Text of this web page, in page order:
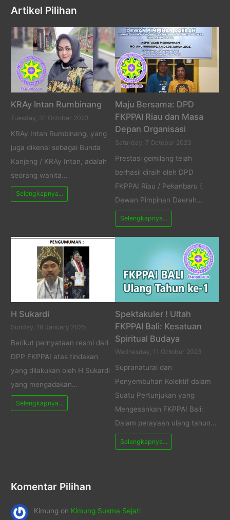
Artikel Pilihan
KRAy Intan Rumbinang
Tuesday, 31 October 2023
KRAy Intan Rumbinang, yang
juga dikenal sebagai Bunda
Kanjeng / KRAy Intan, adalah
seorang wanita…
Selengkapnya...
Maju Bersama: DPD
FKPPAI Riau dan Masa
Depan Organisasi
Saturday, 7 October 2023
Prestasi gemilang telah
berhasil diraih oleh DPD
FKPPAI Riau / Pekanbaru (
Dewan Pimpinan Daerah…
Selengkapnya...
H Sukardi
Sunday, 19 January 2025
Berikut pernyataan resmi dari
DPP FKPPAI atas tindakan
yang dilakukan oleh H Sukardi
yang mengadakan…
Selengkapnya...
Spektakuler ! Ultah
FKPPAI Bali: Kesatuan
Spiritual Budaya
Wednesday, 11 October 2023
Supranatural dan
Penyembuhan Kolektif dalam
Suatu Pertunjukan yang
Mengesankan FKPPAI Bali:
Dalam perayaan ulang tahun…
Selengkapnya...
Komentar Pilihan
Kimung on Kimung Sukma Sejati